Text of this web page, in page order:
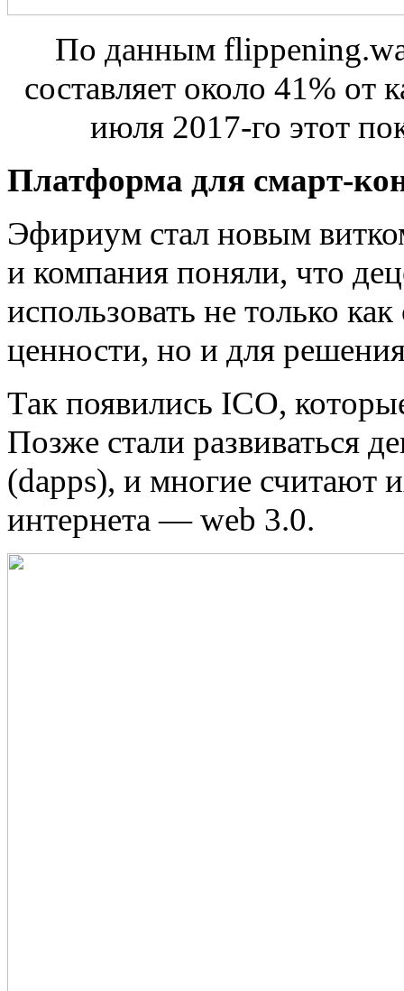
По данным
составляет около 41% от
июля 2017-го этот
Платформа для смарт-
Эфириум стал новым
и компания поняли, что
использовать не только
ценности, но и для
Так появились ICO,
Позже стали развиваться
(dapps), и многие считают
интернета — web 3.0.